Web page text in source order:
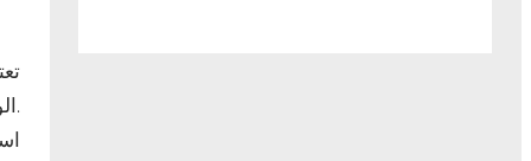
الوزن وتقليل الشهية.